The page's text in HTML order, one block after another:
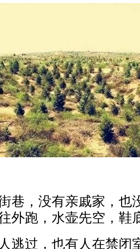
巷，没有亲戚家，也
外跑，水壶先空，鞋
逃过，也有人在禁闭